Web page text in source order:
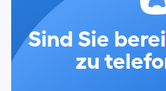
Sind Sie
zu